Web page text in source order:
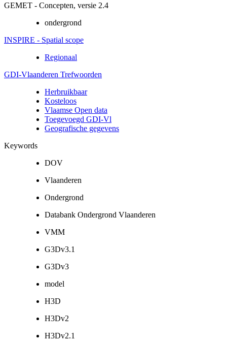
GEMET - Concepten, versie 2.4
ondergrond
INSPIRE - Spatial scope
Regionaal
GDI-Vlaanderen Trefwoorden
Herbruikbaar
Kosteloos
Vlaamse Open data
Toegevoegd GDI-Vl
Geografische gegevens
Keywords
DOV
Vlaanderen
Ondergrond
Databank Ondergrond Vlaanderen
VMM
G3Dv3.1
G3Dv3
model
H3D
H3Dv2
H3Dv2.1